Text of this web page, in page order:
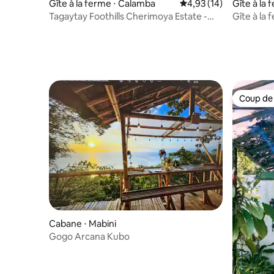
Gîte à la ferme ⋅ Calamba Évaluation moyenne
4,93 (14)
Tagaytay Foothills Cherimoya Estate -
Gîte à la
Gîte à la
Cabane ⋅ Mabini
Gogo Arcana Kubo
Coup
Coup